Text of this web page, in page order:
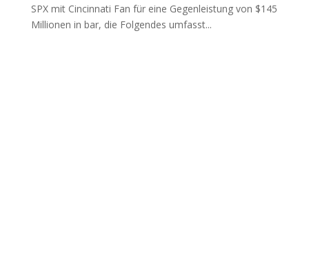
SPX mit Cincinnati Fan für eine Gegenleistung von $145
Millionen in bar, die Folgendes umfasst...